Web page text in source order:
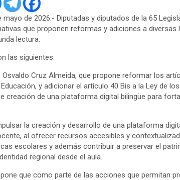
mayo de 2026.- Diputadas y diputados de la 65
que proponen reformas y adiciones a
lectura.
las siguientes:
Osvaldo Cruz Almeida, que propone reformar los
y adicionar el artículo 40 Bis a la Ley de
creación de una plataforma digital bilingüe para
la creación y desarrollo de una plataforma
al ofrecer recursos accesibles y
escolares y además contribuir a preservar el
regional desde el aula.
que como parte de las acciones que permitan